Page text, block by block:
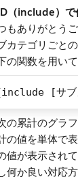
（include）で
もありがとうご
カテゴリごと
の関数を用い
[サブ
の累計のグラ
の値を単体で
値が表示されて
何か良い対応